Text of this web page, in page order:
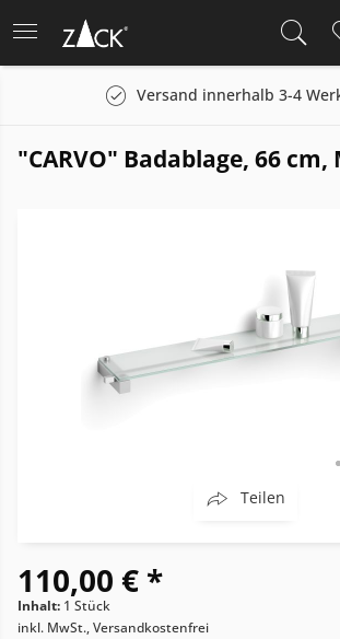
Versand innerhalb 3-4
"CARVO" Badablage, 66 cm,
Teilen
110,00 € *
Inhalt: 1 Stück
inkl. MwSt., Versandkostenfrei